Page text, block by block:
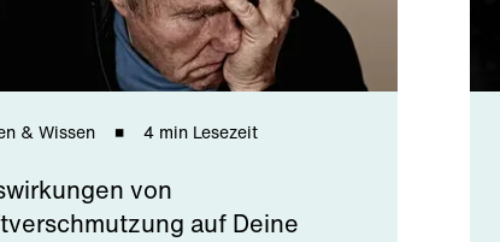
& Wissen 4 min Lesezeit
von
auf Deine